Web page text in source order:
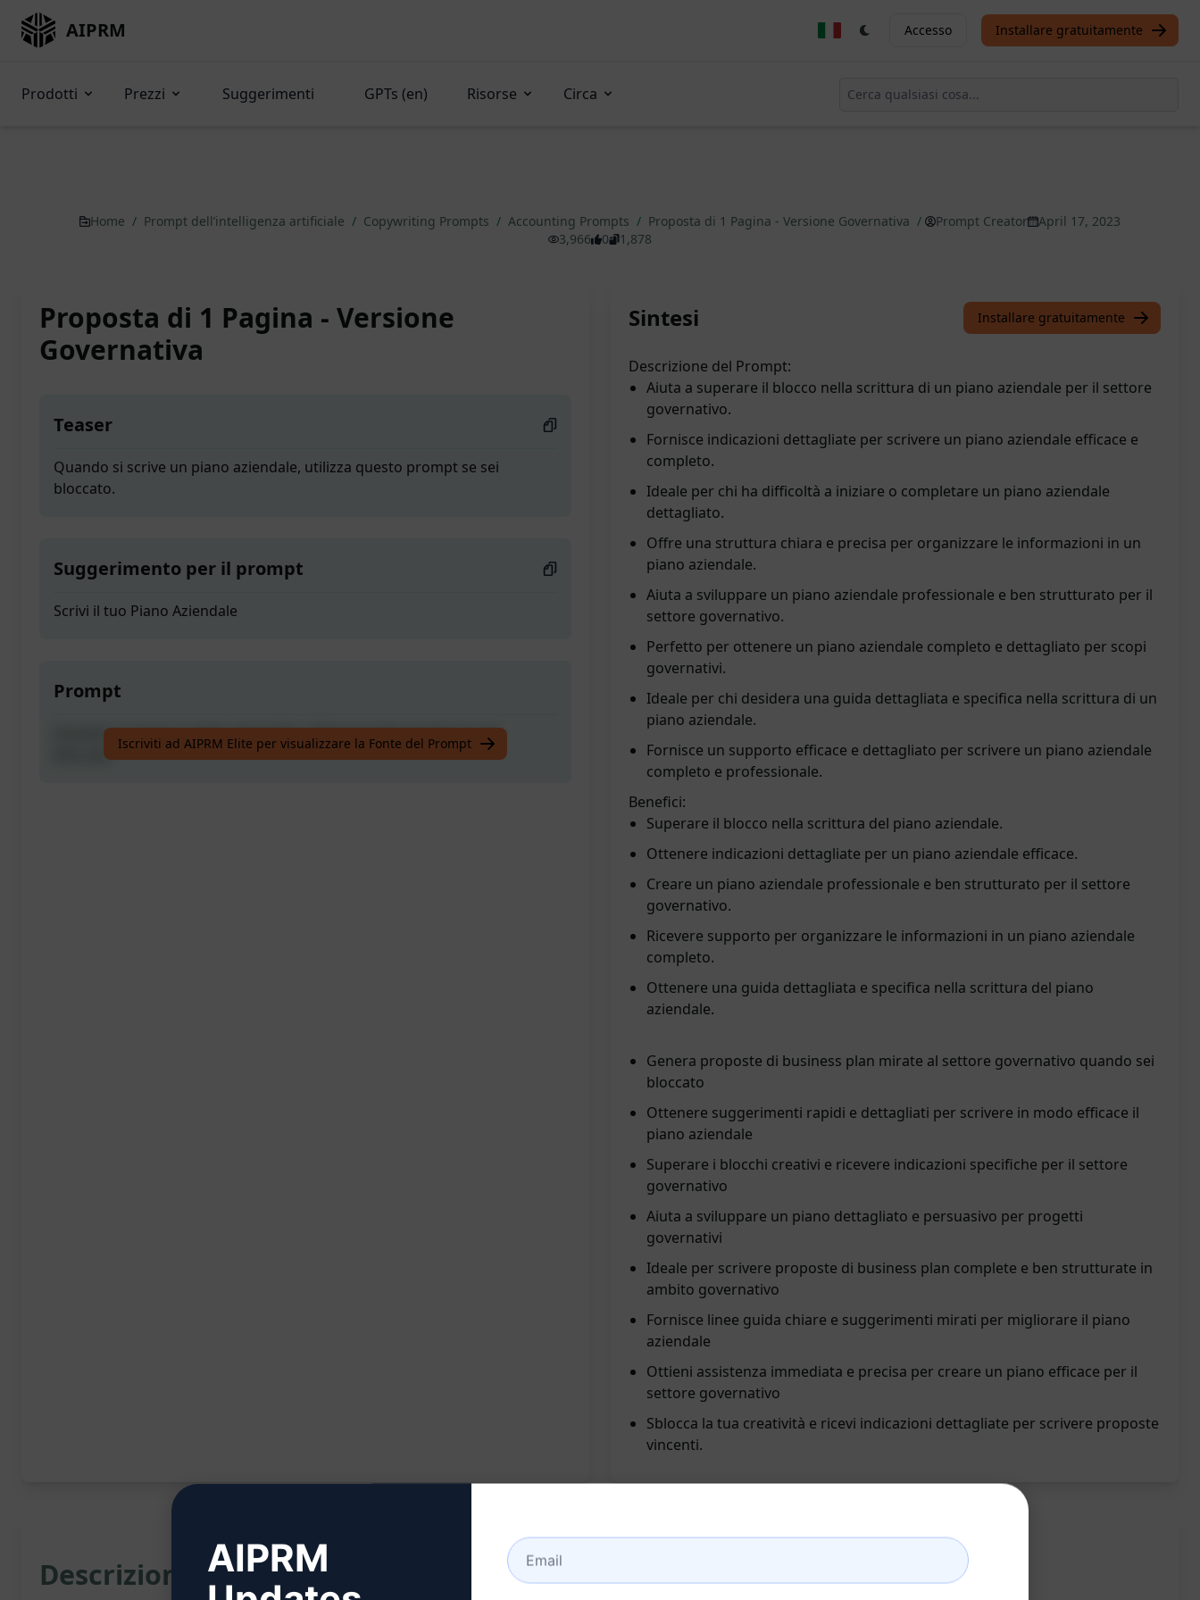
AIPRM Accesso Installare gratuitamente
Prodotti Prezzi Suggerimenti GPTs (en) Risorse Circa
Home / Prompt dell’intelligenza artificiale / Copywriting Prompts / Accounting Prompts / Proposta di 1 Pagina - Versione Governativa / Prompt Creator
April 17, 2023
3,966
0 1,878
Proposta di 1 Pagina - Versione
Governativa
Teaser
Quando si scrive un piano aziendale, utilizza questo prompt se sei
bloccato.
Suggerimento per il prompt
Scrivi il tuo Piano Aziendale
Prompt
Quando si scrive un piano aziendale, utilizza questo prompt se sei
bloccato.
Iscriviti ad AIPRM Elite per visualizzare la Fonte del Prompt
Sintesi Installare gratuitamente
Descrizione del Prompt:
Aiuta a superare il blocco nella scrittura di un piano aziendale per il settore
governativo.
Fornisce indicazioni dettagliate per scrivere un piano aziendale efficace e
completo.
Ideale per chi ha difficoltà a iniziare o completare un piano aziendale
dettagliato.
Offre una struttura chiara e precisa per organizzare le informazioni in un
piano aziendale.
Aiuta a sviluppare un piano aziendale professionale e ben strutturato per il
settore governativo.
Perfetto per ottenere un piano aziendale completo e dettagliato per scopi
governativi.
Ideale per chi desidera una guida dettagliata e specifica nella scrittura di un
piano aziendale.
Fornisce un supporto efficace e dettagliato per scrivere un piano aziendale
completo e professionale.
Benefici:
Superare il blocco nella scrittura del piano aziendale.
Ottenere indicazioni dettagliate per un piano aziendale efficace.
Creare un piano aziendale professionale e ben strutturato per il settore
governativo.
Ricevere supporto per organizzare le informazioni in un piano aziendale
completo.
Ottenere una guida dettagliata e specifica nella scrittura del piano
aziendale.
Genera proposte di business plan mirate al settore governativo quando sei
bloccato
Ottenere suggerimenti rapidi e dettagliati per scrivere in modo efficace il
piano aziendale
Superare i blocchi creativi e ricevere indicazioni specifiche per il settore
governativo
Aiuta a sviluppare un piano dettagliato e persuasivo per progetti
governativi
Ideale per scrivere proposte di business plan complete e ben strutturate in
ambito governativo
Fornisce linee guida chiare e suggerimenti mirati per migliorare il piano
aziendale
Ottieni assistenza immediata e precisa per creare un piano efficace per il
settore governativo
Sblocca la tua creatività e ricevi indicazioni dettagliate per scrivere proposte
vincenti.
Descrizione:
AIPRM